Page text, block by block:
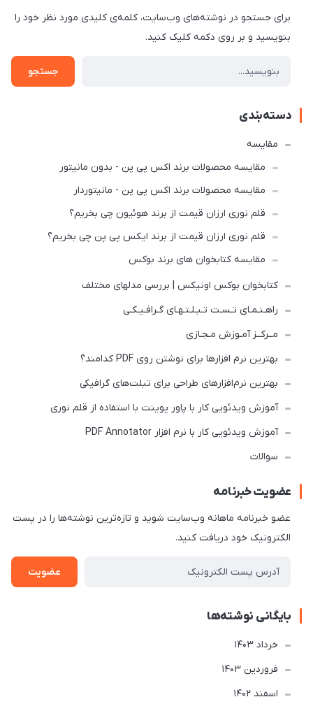
برای جستجو در نوشته‌های وب‌سایت، کلمه‌ی کلیدی مورد نظر خود را
بنویسید و بر روی دکمه کلیک کنید.
جستجو
دسته‌بندی
مقایسه
مقایسه محصولات برند اکس پی پن - بدون مانیتور
مقایسه محصولات برند اکس پی پن - مانیتوردار
قلم نوری ارزان قیمت از برند هوئیون چی بخریم؟
قلم نوری ارزان قیمت از برند ایکس پی پن چی بخریم؟
مقایسه کتابخوان های برند بوکس
کتابخوان بوکس اونیکس | بررسی مدلهای مختلف
راهـنـمـای تـسـت تـبـلـتـهـای گـرافـیـکـی
مــرکــز آمـوزش مـجـازی
بهترین نرم افزارها برای نوشتن روی PDF کدامند؟
بهترین نرم‌افزارهای طراحی برای تبلت‌های گرافیکی
آموزش ویدئویی کار با پاور پوینت با استفاده از قلم نوری
آموزش ویدئویی کار با نرم افزار PDF Annotator
سوالات
عضویت خبرنامه
عضو خبرنامه ماهانه وب‌سایت شوید و تازه‌ترین نوشته‌ها را در پست
الکترونیک خود دریافت کنید.
عضویت
بایگانی نوشته‌ها
خرداد 1403
فروردین 1403
اسفند 1402